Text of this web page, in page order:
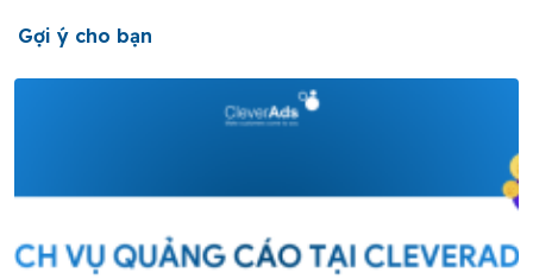
Gợi ý cho bạn